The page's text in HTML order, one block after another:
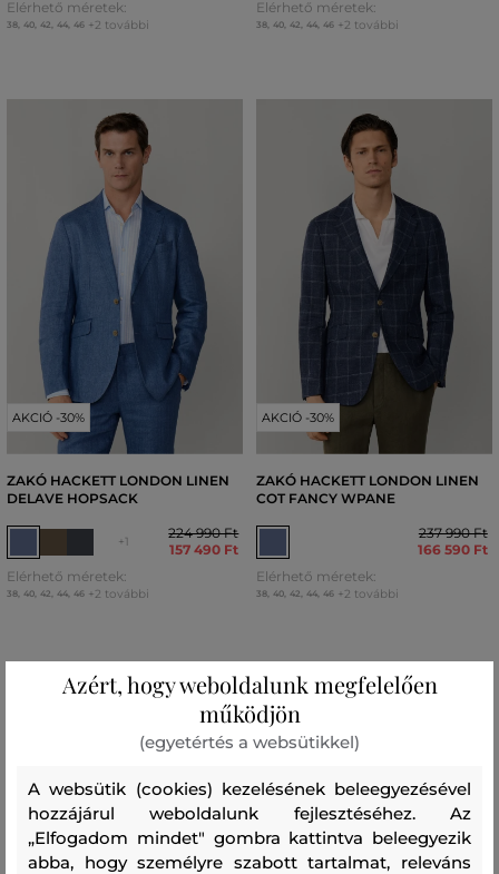
Elérhető méretek:
38, 40, 42, 44, 46 +2 további
Elérhető méretek:
38, 40, 42, 44, 46 +2 további
AKCIÓ -30%
ZAKÓ HACKETT LONDON LINEN
DELAVE HOPSACK
+1
224 990 Ft
157 490 Ft
Elérhető méretek:
38, 40, 42, 44, 46 +2 további
AKCIÓ -30%
ZAKÓ HACKETT LONDON LINEN
COT FANCY WPANE
237 990 Ft
166 590 Ft
Elérhető méretek:
38, 40, 42, 44, 46 +2 további
Azért, hogy weboldalunk megfelelően
működjön
(egyetértés a websütikkel)
A websütik (cookies) kezelésének beleegyezésével
hozzájárul weboldalunk fejlesztéséhez. Az
„Elfogadom mindet" gombra kattintva beleegyezik
abba, hogy személyre szabott tartalmat, releváns